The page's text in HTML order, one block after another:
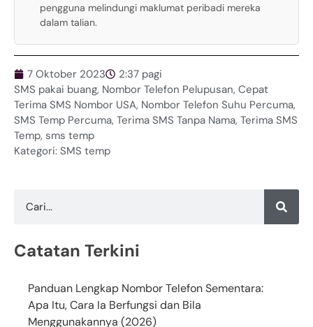
pengguna melindungi maklumat peribadi mereka
dalam talian.
7 Oktober 2023
2:37 pagi
SMS pakai buang, Nombor Telefon Pelupusan, Cepat
Terima SMS Nombor USA, Nombor Telefon Suhu Percuma,
SMS Temp Percuma, Terima SMS Tanpa Nama, Terima SMS
Temp, sms temp
Kategori: SMS temp
Catatan Terkini
Panduan Lengkap Nombor Telefon Sementara:
Apa Itu, Cara Ia Berfungsi dan Bila
Menggunakannya (2026)